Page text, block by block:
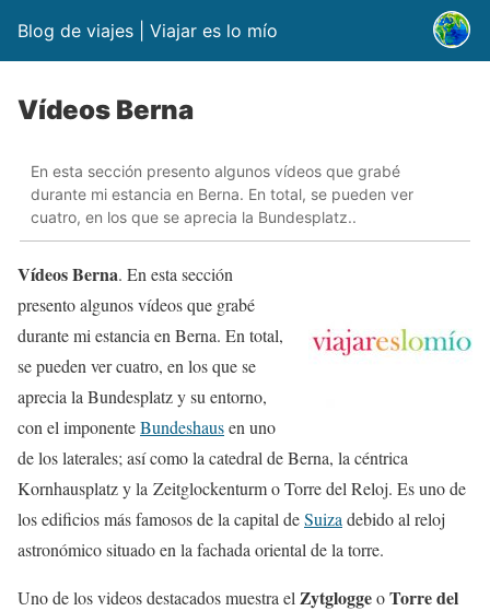
Blog de viajes | Viajar es lo mío
Vídeos Berna
En esta sección presento algunos vídeos que grabé
durante mi estancia en Berna. En total, se pueden ver
cuatro, en los que se aprecia la Bundesplatz..
Vídeos Berna. En esta sección
presento algunos vídeos que grabé
durante mi estancia en Berna. En total,
se pueden ver cuatro, en los que se
aprecia la Bundesplatz y su entorno,
con el imponenteBundeshausen uno
de los laterales; así como la catedral de Berna, la céntrica
Kornhausplatz y la Zeitglockenturm o Torre del Reloj. Es uno de
los edificios más famosos de la capital deSuiza debido al reloj
astronómico situado en la fachada oriental de la torre.
Uno de los videos destacados muestra el ZytgloggeoTorre del